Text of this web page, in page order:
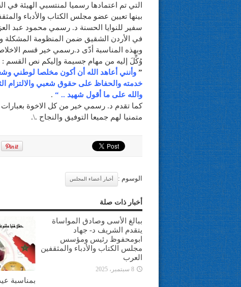
التي تم اعتمادها رسميا لمنتسبي الهيئة في
بينها تعيين عضو مجلس الكتاب والأدباء
سفير للنوايا الحسنة د. رسمي محمود عبد
في الأردن الشقيق ضمن المنظومة المشكلة
وبهذه المناسبة أدّى د.رسمي خير قسم الاخلاص
وُكِّلَ إليه من مهام جسيمة وإليكم نص القسم :
”وأنني أعاهد الله أن أكون مخلصا لوطني
خدمتهوالحفاظ على حقوق شعبي والالتزام
والله على ما أقول شهيد .. “ .
كما تقدم د. رسمي خير من كل الاخوة بعبارات
متمنيا لهم جميعا التوفيق والنجاح .\.
الوسوم : أخبار أعضاء المجلس
أخبار ذات صلة
ببالغ الأسى وصادق المواساة
يتقدم الشريف د- جهاد
ابومحفوظ رئيس ومؤسس
مجلس الكتاب والأدباء والمثقفين
العرب
8 سبتمبر، 2025
بمناسبة